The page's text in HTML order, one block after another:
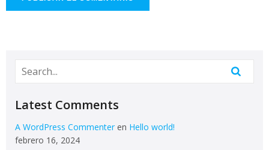
Latest Comments
A WordPress Commenter en Hello world!
febrero 16, 2024